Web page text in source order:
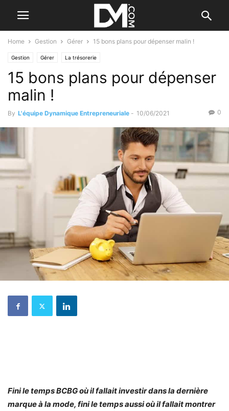
Home Gestion Gérer 15 bons plans pour dépenser malin !
Gestion Gérer La trésorerie
15 bons plans pour dépenser
malin !
By L'équipe Dynamique Entrepreneuriale - 10/06/2021 0
Fini le temps BCBG où il fallait investir dans la dernière
marque à la mode, fini le temps aussi où il fallait montrer